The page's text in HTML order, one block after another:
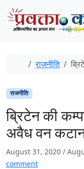
Skip to content
Skip to footer
Home
राजनीति
राजनीति
ब्रिटेन की
अवैध वन
August 31, 2020 /
comment